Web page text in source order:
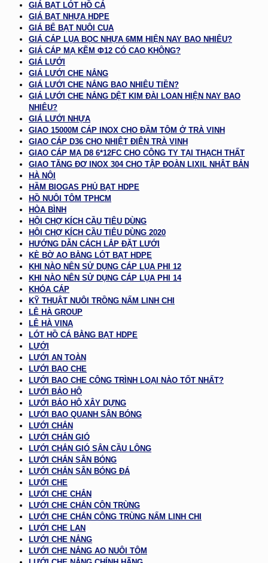
GIÁ BẠT LÓT HỒ CÁ
GIÁ BẠT NHỰA HDPE
GIÁ BỂ BẠT NUÔI CUA
GIÁ CÁP LỤA BỌC NHỰA 6MM HIỆN NAY BAO NHIÊU?
GIÁ CÁP MẠ KẼM Φ12 CÓ CAO KHÔNG?
GIÁ LƯỚI
GIÁ LƯỚI CHE NẮNG
GIÁ LƯỚI CHE NẮNG BAO NHIÊU TIỀN?
GIÁ LƯỚI CHE NẮNG DỆT KIM ĐÀI LOAN HIỆN NAY BAO
NHIÊU?
GIÁ LƯỚI NHỰA
GIAO 15000M CÁP INOX CHO ĐẦM TÔM Ở TRÀ VINH
GIAO CÁP D36 CHO NHIỆT ĐIỆN TRÀ VINH
GIAO CÁP MẠ D8 6*12FC CHO CÔNG TY TẠI THẠCH THẤT
GIAO TĂNG ĐƠ INOX 304 CHO TẬP ĐOÀN LIXIL NHẬT BẢN
HÀ NỘI
HẦM BIOGAS PHỦ BẠT HDPE
HỒ NUÔI TÔM TPHCM
HÒA BÌNH
HỘI CHỢ KÍCH CẦU TIÊU DÙNG
HỘI CHỢ KÍCH CẦU TIÊU DÙNG 2020
HƯỚNG DẪN CÁCH LẮP ĐẶT LƯỚI
KÈ BỜ AO BẰNG LÓT BẠT HDPE
KHI NÀO NÊN SỬ DỤNG CÁP LỤA PHI 12
KHI NÀO NÊN SỬ DỤNG CÁP LỤA PHI 14
KHÓA CÁP
KỸ THUẬT NUÔI TRỒNG NẤM LINH CHI
LÊ HÀ GROUP
LÊ HÀ VINA
LÓT HỒ CÁ BẰNG BẠT HDPE
LƯỚI
LƯỚI AN TOÀN
LƯỚI BAO CHE
LƯỚI BAO CHE CÔNG TRÌNH LOẠI NÀO TỐT NHẤT?
LƯỚI BẢO HỘ
LƯỚI BẢO HỘ XÂY DỰNG
LƯỚI BAO QUANH SÂN BÓNG
LƯỚI CHẮN
LƯỚI CHẮN GIÓ
LƯỚI CHẮN GIÓ SÂN CẦU LÔNG
LƯỚI CHẮN SÂN BÓNG
LƯỚI CHẮN SÂN BÓNG ĐÁ
LƯỚI CHE
LƯỚI CHE CHẮN
LƯỚI CHE CHẮN CÔN TRÙNG
LƯỚI CHE CHẮN CÔNG TRÙNG NẤM LINH CHI
LƯỚI CHE LAN
LƯỚI CHE NẮNG
LƯỚI CHE NẮNG AO NUÔI TÔM